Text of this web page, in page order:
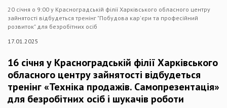
20 січня о 9:00 у Красноградській філії Харківського обласного центру
зайнятості відбудеться тренінг "Побудова кар'єри та професійний
розвиток" для безробітних осіб
17.01.2025
16 січня у Красноградській філії Харківського
обласного центру зайнятості відбудеться
тренінг «Техніка продажів. Самопрезентація»
для безробітних осіб і шукачів роботи